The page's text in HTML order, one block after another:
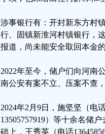
涉事银行有：开封新东方村
行、固镇新淮河村镇银行，
报道，尚未能安全取回本金
2022年至今，储户们向河南
南公安有案不立、压案不查
2024年2月9日，施坚坚（电
13505757919）等十余名储
础上，王秀英（电话